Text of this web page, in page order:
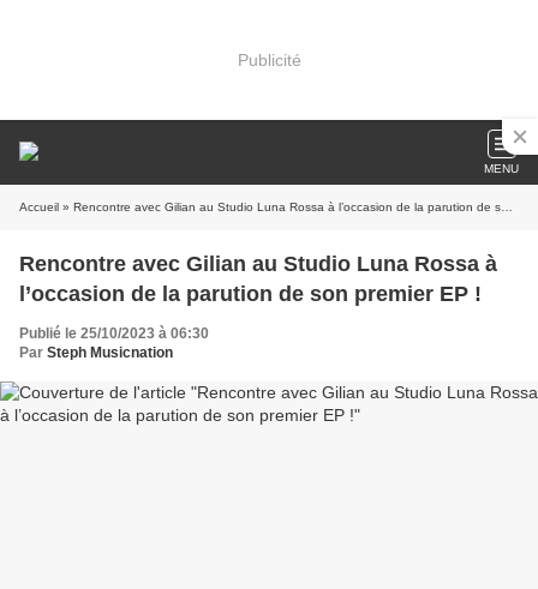
Publicité
MENU
Accueil » Rencontre avec Gilian au Studio Luna Rossa à l’occasion de la parution de son premier EP !
Rencontre avec Gilian au Studio Luna Rossa à
l’occasion de la parution de son premier EP !
Publié le 25/10/2023 à 06:30
Par Steph Musicnation